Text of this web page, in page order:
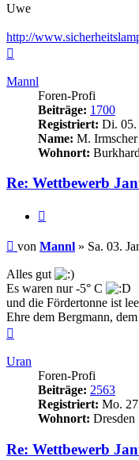
Uwe
http://
Mannl
Foren-Profi
Beiträge: 1700
Registriert: Di. 05.
Name: M. Irmscher
Wohnort:
Re: Wettbewerb
Beitrag
von Mannl » Sa. 03.
Alles gut
Es waren nur -5° C
und die Fördertonne ist
Ehre dem Bergmann,
Uran
Foren-Profi
Beiträge: 2563
Registriert: Mo.
Wohnort: Dresden
Re: Wettbewerb